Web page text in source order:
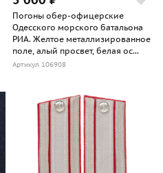
Погоны обер-офицерские
Одесского морского батальона
РИА. Желтое металлизированное
поле, алый просвет, белая ос...
Артикул 106908